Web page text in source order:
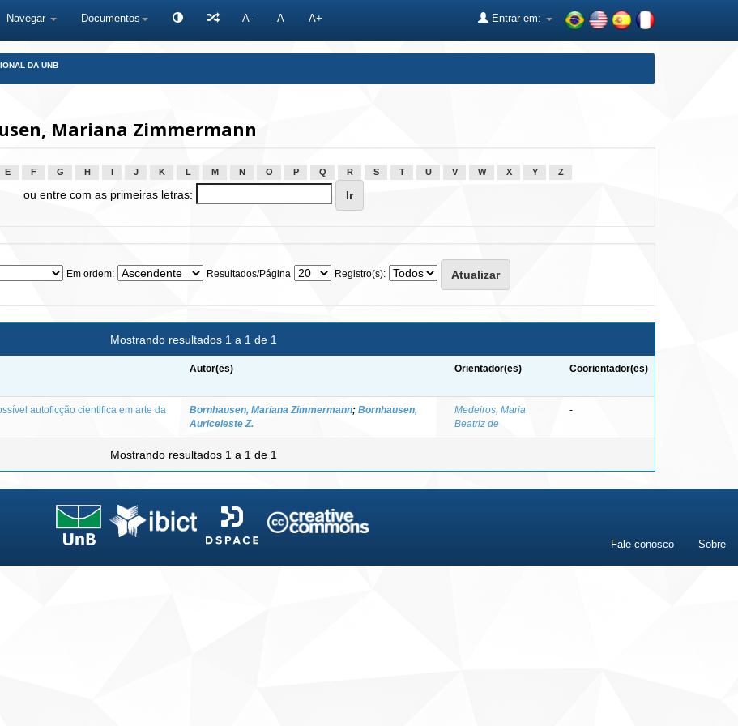
Navegar Documentos A- A A+ Entrar em:
DA UNB
Mariana Zimmermann
E F G H J K L M N O P Q R S T U V W X Y Z
ou entre com as primeiras letras:
Em ordem: Resultados/Página Registro(s):
Mostrando resultados 1 a 1 de 1
Autor(es) Orientador(es) Coorientador(es)
autoficção cientifica em arte da
Bornhausen, Mariana Zimmermann; Bornhausen,
Auriceleste Z.
Medeiros, Maria
Beatriz de
-
Mostrando resultados 1 a 1 de 1
Fale conosco Sobre